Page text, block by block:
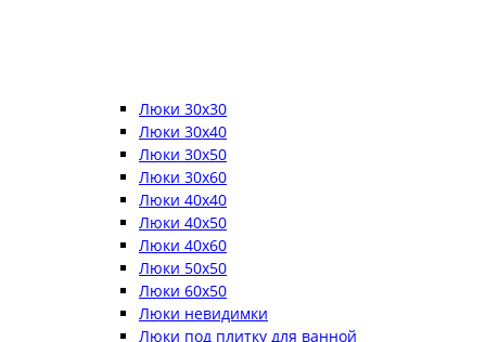
Люки 30x30
Люки 30x40
Люки 30x50
Люки 30x60
Люки 40x40
Люки 40x50
Люки 40x60
Люки 50x50
Люки 60x50
Люки невидимки
Люки под плитку для ванной